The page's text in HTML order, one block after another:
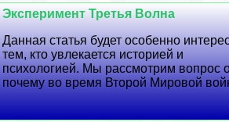
Эксперимент Третья Волна
Данная статья будет особенно
тем, кто увлекается историей и
психологией. Мы рассмотрим вопрос
почему во время Второй Мировой